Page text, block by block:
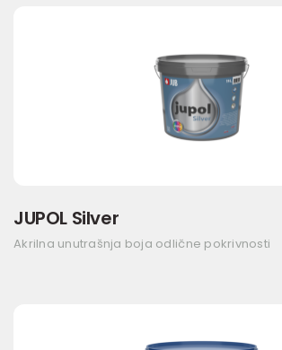
JUPOL Silver
Akrilna unutrašnja boja odlične pokrivnosti